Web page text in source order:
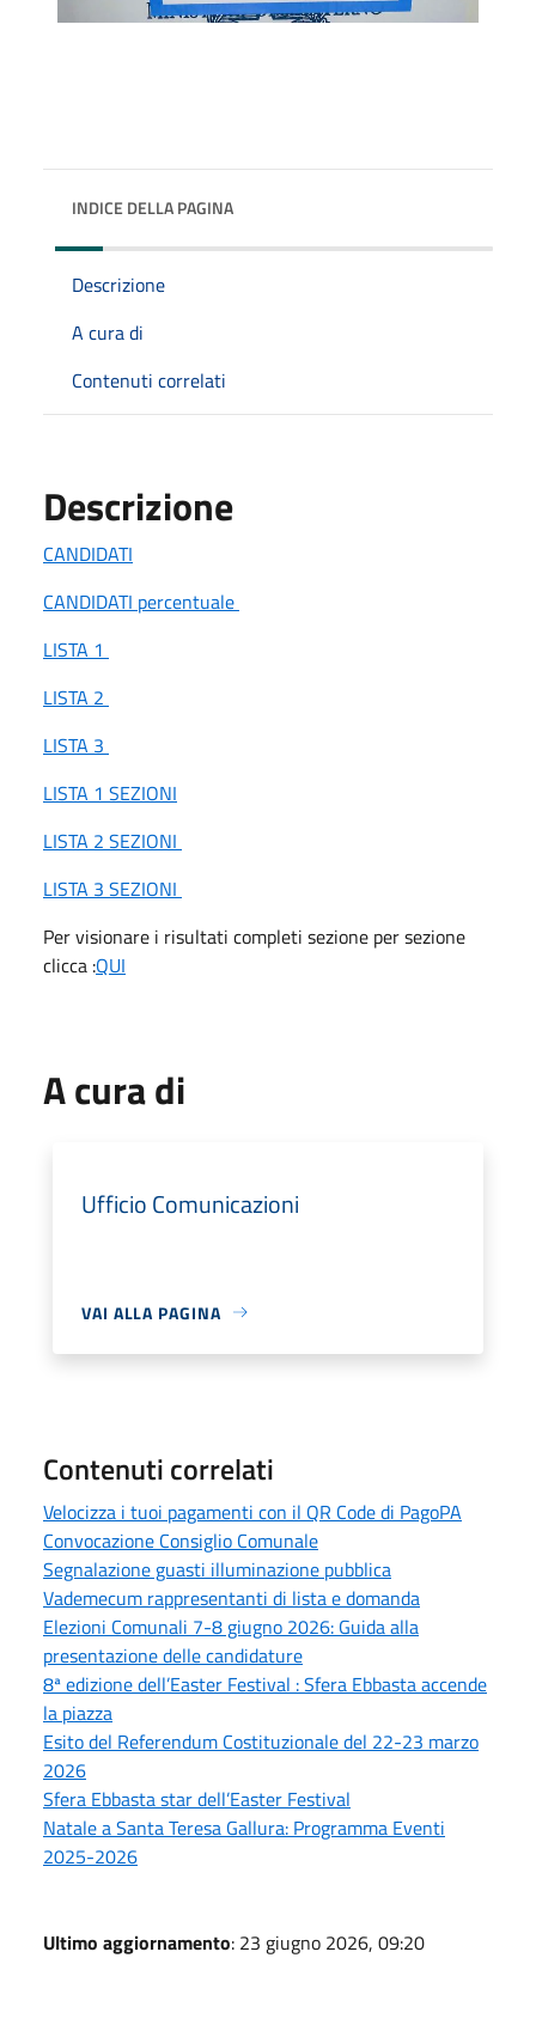
INDICE DELLA PAGINA
Descrizione
A cura di
Contenuti correlati
Descrizione
CANDIDATI
CANDIDATI percentuale
LISTA 1
LISTA 2
LISTA 3
LISTA 1 SEZIONI
LISTA 2 SEZIONI
LISTA 3 SEZIONI
Per visionare i risultati completi sezione per sezione
clicca :QUI
A cura di
Ufficio Comunicazioni
VAI ALLA PAGINA
Contenuti correlati
Velocizza i tuoi pagamenti con il QR Code di PagoPA
Convocazione Consiglio Comunale
Segnalazione guasti illuminazione pubblica
Vademecum rappresentanti di lista e domanda
Elezioni Comunali 7-8 giugno 2026: Guida alla
presentazione delle candidature
8ª edizione dell’Easter Festival : Sfera Ebbasta accende
la piazza
Esito del Referendum Costituzionale del 22-23 marzo
2026
Sfera Ebbasta star dell’Easter Festival
Natale a Santa Teresa Gallura: Programma Eventi
2025-2026
Ultimo aggiornamento: 23 giugno 2026, 09:20